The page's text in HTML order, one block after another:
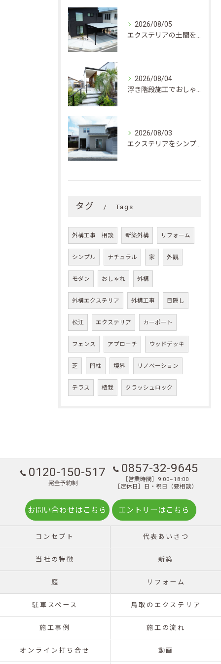
2026/08/05
2026/08/04
2026/08/03
タグ Tags
外構工事 相談 新築外構 リフォーム
シンプル ナチュラル 家 外観
モダン おしゃれ 外構
外構エクステリア 外構工事 目隠し
松江 エクステリア カーポート
フェンス アプローチ ウッドデッキ
芝 門柱 境界 リノベーション
テラス 植栽 クラッシュロック
0120-150-517
完全予約制
0857-32-9645
［営業時間］9:00~18:00
［定休日］日・祝日（要相談）
お問い合わせはこちら エントリーはこちら
コンセプト 代表あいさつ
当社の特徴 新築
庭 リフォーム
駐車スペース 鳥取のエクステリア
施工事例 施工の流れ
オンライン打ち合せ 動画